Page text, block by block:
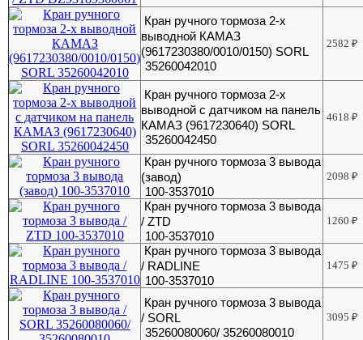
Кран ручного тормоза 2-х
выводной КАМАЗ
(9617230380/0010/0150) SORL
35260042010
2582₽
Кран ручного тормоза 2-х
выводной с датчиком на панель
КАМАЗ (9617230640) SORL
35260042450
4618₽
Кран ручного тормоза 3 вывода
(завод)
100-3537010
2098₽
Кран ручного тормоза 3 вывода
/ ZTD
100-3537010
1260₽
Кран ручного тормоза 3 вывода
/ RADLINE
100-3537010
1475₽
Кран ручного тормоза 3 вывода
/ SORL
35260080060/ 35260080010
3095₽